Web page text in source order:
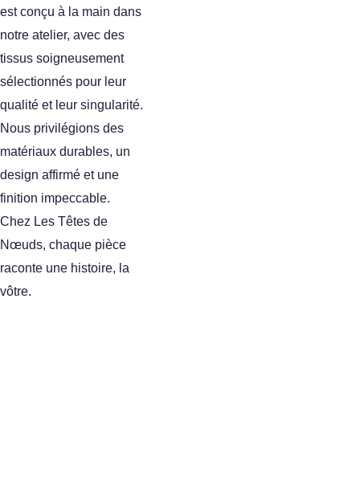
est conçu à la main dans
notre atelier, avec des
tissus soigneusement
sélectionnés pour leur
qualité et leur singularité.
Nous privilégions des
matériaux durables, un
design affirmé et une
finition impeccable.
Chez Les Têtes de
Nœuds, chaque pièce
raconte une histoire, la
vôtre.